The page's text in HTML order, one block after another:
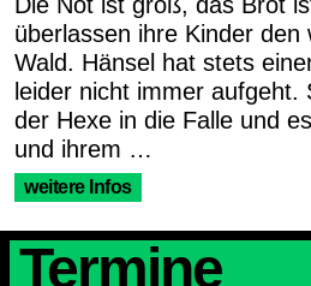
überlassen ihre Kinder den
Wald. Hänsel hat stets
leider nicht immer aufgeht.
der Hexe in die Falle und
und ihrem …
weitere Infos
Termine